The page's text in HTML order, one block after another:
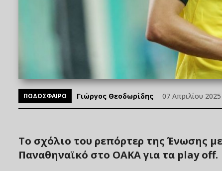
ΠΟΔΟΣΦΑΙΡΟ Γιώργος Θεοδωρίδης 07 Απριλίου
Το σχόλιο του ρεπόρτερ της Ένωσης
Παναθηναϊκό στο ΟΑΚΑ για τα play off.